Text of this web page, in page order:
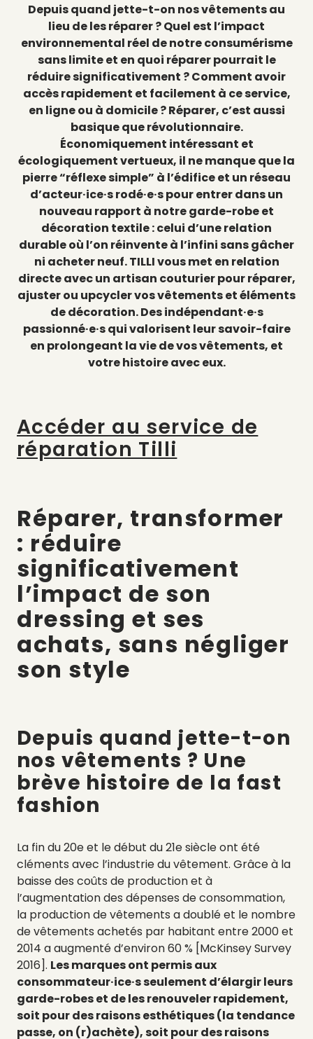
Depuis quand jette-t-on nos vêtements au
lieu de les réparer ? Quel est l’impact
environnemental réel de notre consumérisme
sans limite et en quoi réparer pourrait le
réduire significativement ? Comment avoir
accès rapidement et facilement à ce service,
en ligne ou à domicile ? Réparer, c’est aussi
basique que révolutionnaire.
Économiquement intéressant et
écologiquement vertueux, il ne manque que la
pierre “réflexe simple” à l’édifice et un réseau
d’acteur·ice·s rodé·e·s pour entrer dans un
nouveau rapport à notre garde-robe et
décoration textile : celui d’une relation
durable où l’on réinvente à l’infini sans gâcher
ni acheter neuf. TILLI vous met en relation
directe avec un artisan couturier pour réparer,
ajuster ou upcycler vos vêtements et éléments
de décoration. Des indépendant·e·s
passionné·e·s qui valorisent leur savoir-faire
en prolongeant la vie de vos vêtements, et
votre histoire avec eux.
Accéder au service de
réparation Tilli
Réparer, transformer
: réduire
significativement
l’impact de son
dressing et ses
achats, sans négliger
son style
Depuis quand jette-t-on
nos vêtements ? Une
brève histoire de la fast
fashion
La fin du 20e et le début du 21e siècle ont été
cléments avec l’industrie du vêtement. Grâce à la
baisse des coûts de production et à
l’augmentation des dépenses de consommation,
la production de vêtements a doublé et le nombre
de vêtements achetés par habitant entre 2000 et
2014 a augmenté d’environ 60 % [McKinsey Survey
2016]. Les marques ont permis aux
consommateur·ice·s seulement d’élargir leurs
garde-robes et de les renouveler rapidement,
soit pour des raisons esthétiques (la tendance
passe, on (r)achète), soit pour des raisons